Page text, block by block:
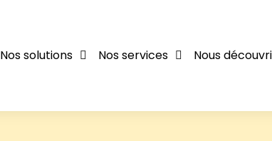
Nos solutions Nos services Nous